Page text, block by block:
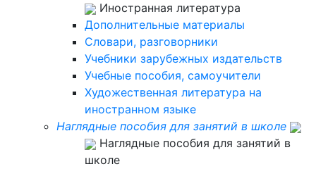
Иностранная литература
Дополнительные материалы
Словари, разговорники
Учебники зарубежных издательств
Учебные пособия, самоучители
Художественная литература на
иностранном языке
Наглядные пособия для занятий в школе
Наглядные пособия для занятий в
школе